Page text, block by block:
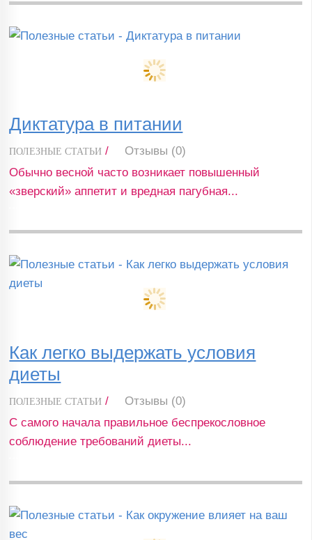
Диктатура в питании
ПОЛЕЗНЫЕ СТАТЬИ /
Отзывы (0)
Обычно весной часто возникает повышенный
«зверский» аппетит и вредная пагубная...
Как легко выдержать условия
диеты
ПОЛЕЗНЫЕ СТАТЬИ /
Отзывы (0)
С самого начала правильное беспрекословное
соблюдение требований диеты...